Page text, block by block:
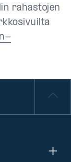
rahastojen